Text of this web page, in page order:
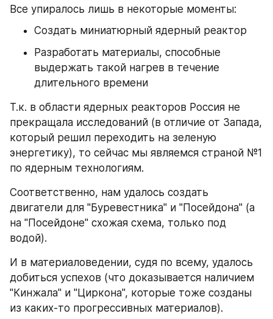
Все упиралось лишь в некоторые моменты:
Создать миниатюрный ядерный реактор
Разработать материалы, способные
выдержать такой нагрев в течение
длительного времени
Т.к. в области ядерных реакторов Россия не
прекращала исследований (в отличие от Запада,
который решил переходить на зеленую
энергетику), то сейчас мы являемся страной №1
по ядерным технологиям.
Соответственно, нам удалось создать
двигатели для "Буревестника" и "Посейдона" (а
на "Посейдоне" схожая схема, только под
водой).
И в материаловедении, судя по всему, удалось
добиться успехов (что доказывается наличием
"Кинжала" и "Циркона", которые тоже созданы
из каких-то прогрессивных материалов).